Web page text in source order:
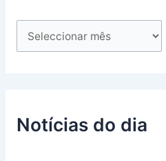
Notícias do dia